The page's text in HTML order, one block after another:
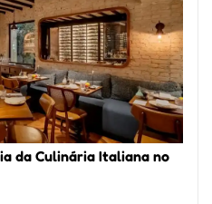
Como
Escolher
o
Forno
Ideal
para
sua
da Culinária Italiana no